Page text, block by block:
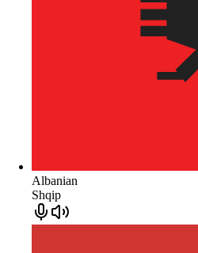
Albanian
Shqip